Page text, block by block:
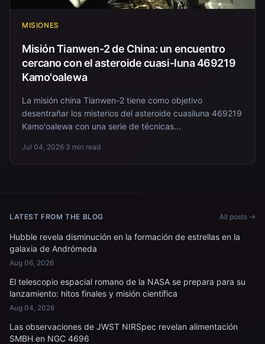
MISIONES
Misión Tianwen-2 de China: un encuentro
cercano con el asteroide cuasi-luna 469219
Kamo'oalewa
La misión china Tianwen-2 tiene como objetivo
desentrañar los misterios del asteroide cuasiluna 469219
Kamo'oalewa con una serie de técnicas...
Jul 04, 2026·3 min read
LATEST FROM THE BLOG All posts →
Hubble revela disminución en la formación de estrellas en la
galaxia de Andrómeda
Aug 06, 2026
El telescopio espacial romano de la NASA se prepara para su
lanzamiento: hitos finales y misión científica
Aug 04, 2026
Las observaciones de JWST NIRSpec revelan alimentación
SMBH en NGC 4696